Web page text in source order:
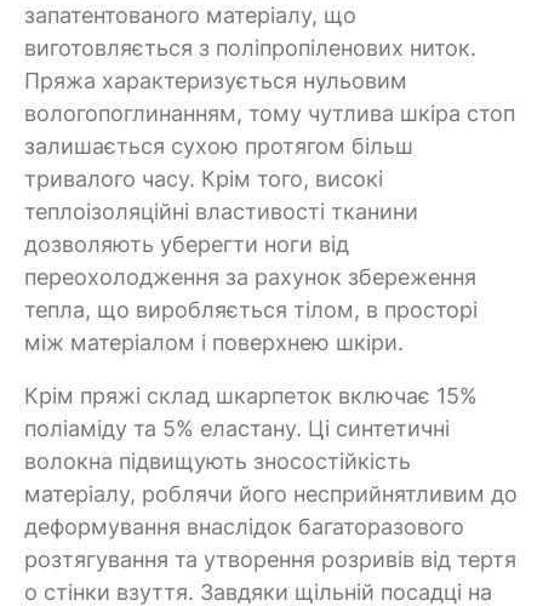
запатентованого матеріалу, що
виготовляється з поліпропіленових ниток.
Пряжа характеризується нульовим
вологопоглинанням, тому чутлива шкіра стоп
залишається сухою протягом більш
тривалого часу. Крім того, високі
теплоізоляційні властивості тканини
дозволяють уберегти ноги від
переохолодження за рахунок збереження
тепла, що виробляється тілом, в просторі
між матеріалом і поверхнею шкіри.
Крім пряжі склад шкарпеток включає 15%
поліаміду та 5% еластану. Ці синтетичні
волокна підвищують зносостійкість
матеріалу, роблячи його несприйнятливим до
деформування внаслідок багаторазового
розтягування та утворення розривів від тертя
о стінки взуття. Завдяки щільній посадці на